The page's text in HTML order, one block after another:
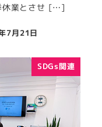
休業とさせ […]
7月21日
SDGs関連